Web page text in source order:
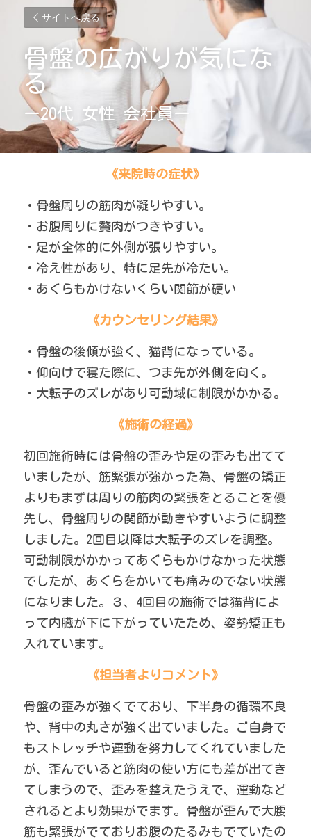
サイトへ戻る
骨盤の広がりが気にな
る
ー20代 女性 会社員ー
《来院時の症状》
・骨盤周りの筋肉が凝りやすい。
・お腹周りに贅肉がつきやすい。
・足が全体的に外側が張りやすい。
・冷え性があり、特に足先が冷たい。
・あぐらもかけないくらい関節が硬い
《カウンセリング結果》
・骨盤の後傾が強く、猫背になっている。
・仰向けで寝た際に、つま先が外側を向く。
・大転子のズレがあり可動域に制限がかかる。
《施術の経過》
初回施術時には骨盤の歪みや足の歪みも出てて
いましたが、筋緊張が強かった為、骨盤の矯正
よりもまずは周りの筋肉の緊張をとることを優
先し、骨盤周りの関節が動きやすいように調整
しました。2回目以降は大転子のズレを調整。
可動制限がかかってあぐらもかけなかった状態
でしたが、あぐらをかいても痛みのでない状態
になりました。３、4回目の施術では猫背によ
って内臓が下に下がっていたため、姿勢矯正も
入れています。
《担当者よりコメント》
骨盤の歪みが強くでており、下半身の循環不良
や、背中の丸さが強く出ていました。ご自身で
もストレッチや運動を努力してくれていました
が、歪んでいると筋肉の使い方にも差が出てき
てしまうので、歪みを整えたうえで、運動など
されるとより効果がでます。骨盤が歪んで大腰
筋も緊張がでておりお腹のたるみもでていたの